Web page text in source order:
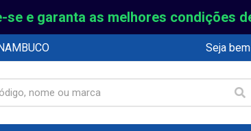
se e garanta as melhores condições
Seja